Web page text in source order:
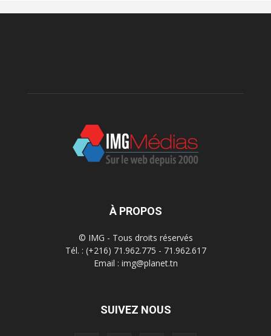
À PROPOS
© IMG - Tous droits réservés
Tél. : (+216) 71.962.775 - 71.962.617
Email : img@planet.tn
SUIVEZ NOUS